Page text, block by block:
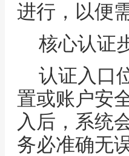
进行，以便
核心认证
认证入口
置或账户安
入后，系统
务必准确无